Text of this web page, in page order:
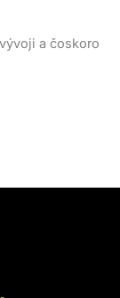
a čoskoro